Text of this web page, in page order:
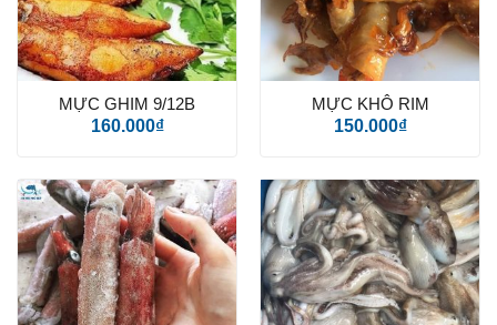
MỰC GHIM 9/12B
160.000₫
MỰC KHÔ RIM
150.000₫
Sản phẩm*
Số lượng
Số lượng đã chọn:1
Họ tên*